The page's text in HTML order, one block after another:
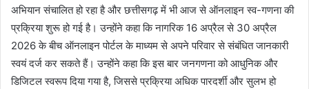
अभियान संचालित हो रहा है और छत्तीसगढ़ में भी आज से ऑनलाइन स्व-गणना की
प्रक्रिया शुरू हो गई है। उन्होंने कहा कि नागरिक 16 अप्रैल से 30 अप्रैल
2026 के बीच ऑनलाइन पोर्टल के माध्यम से अपने परिवार से संबंधित जानकारी
स्वयं दर्ज कर सकते हैं। उन्होंने कहा कि इस बार जनगणना को आधुनिक और
डिजिटल स्वरूप दिया गया है, जिससे प्रक्रिया अधिक पारदर्शी और सुलभ हो